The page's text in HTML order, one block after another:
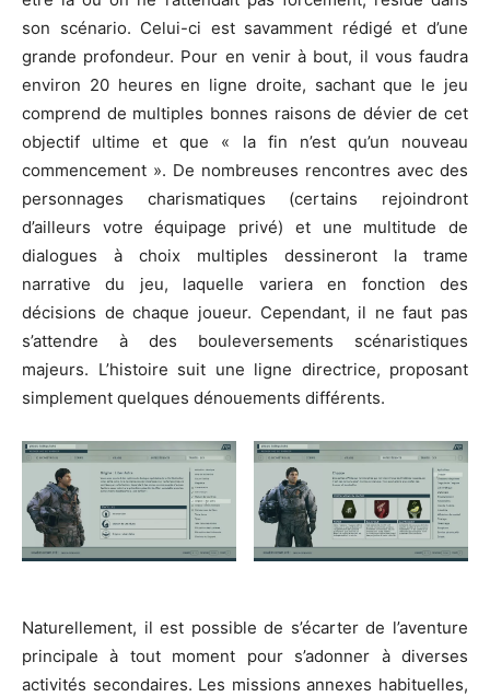
son scénario. Celui-ci est savamment rédigé et d’une
grande profondeur. Pour en venir à bout, il vous faudra
environ 20 heures en ligne droite, sachant que le jeu
comprend de multiples bonnes raisons de dévier de cet
objectif ultime et que « la fin n’est qu’un nouveau
commencement ». De nombreuses rencontres avec des
personnages charismatiques (certains rejoindront
d’ailleurs votre équipage privé) et une multitude de
dialogues à choix multiples dessineront la trame
narrative du jeu, laquelle variera en fonction des
décisions de chaque joueur. Cependant, il ne faut pas
s’attendre à des bouleversements scénaristiques
majeurs. L’histoire suit une ligne directrice, proposant
simplement quelques dénouements différents.
Naturellement, il est possible de s’écarter de l’aventure
principale à tout moment pour s’adonner à diverses
activités secondaires. Les missions annexes habituelles,